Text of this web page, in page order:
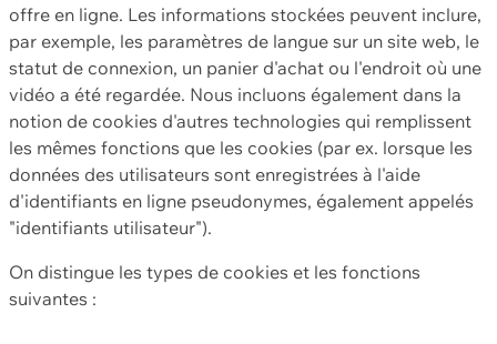
offre en ligne. Les informations stockées peuvent inclure,
par exemple, les paramètres de langue sur un site web, le
statut de connexion, un panier d'achat ou l'endroit où une
vidéo a été regardée. Nous incluons également dans la
notion de cookies d'autres technologies qui remplissent
les mêmes fonctions que les cookies (par ex. lorsque les
données des utilisateurs sont enregistrées à l'aide
d'identifiants en ligne pseudonymes, également appelés
"identifiants utilisateur").
On distingue les types de cookies et les fonctions
suivantes :